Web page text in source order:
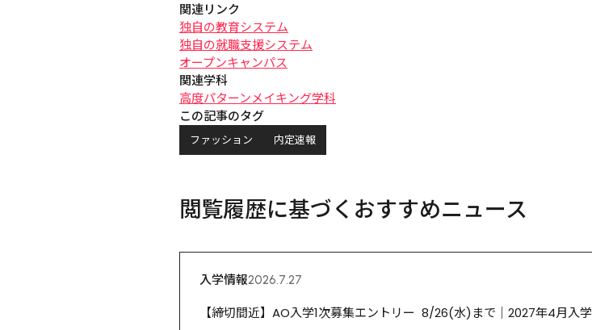
関連リンク
独自の教育システム
独自の就職支援システム
オープンキャンパス
関連学科
高度パターンメイキング学科
この記事のタグ
ファッション 内定速報
閲覧履歴に基づくおすすめニュース
入学情報2026.7.27
【締切間近】AO入学1次募集エントリー  8/26(水)まで｜2027年4月入学